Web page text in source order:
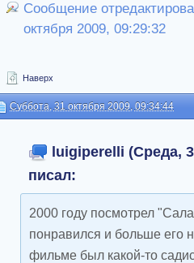
Сообщение
октября 2009, 09:29:32
Наверх
Суббота, 31 октября 2009, 09:34:44
luigiperelli (Среда,
писал:
2000 году посмотрел
понравился и больше его
фильме был какой-то